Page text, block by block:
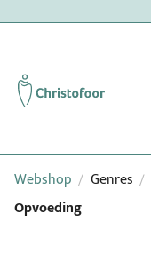
Webshop / Genres /
Opvoeding